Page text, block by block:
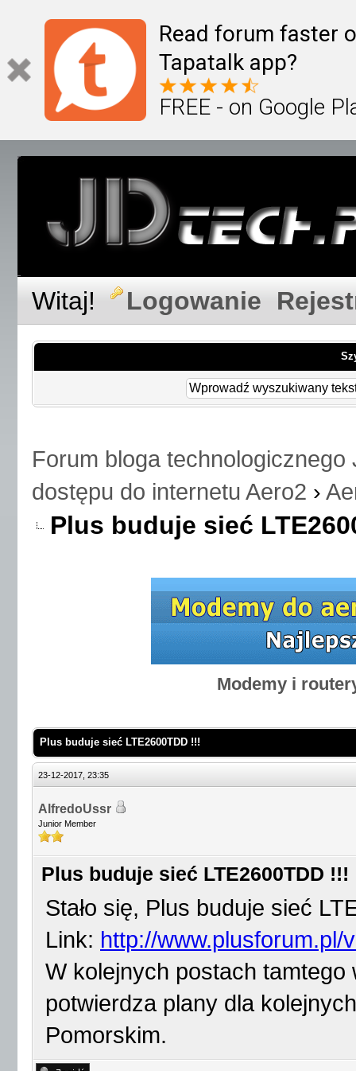
Read forum faster
Tapatalk app?
FREE - on Google
Witaj! Logowanie
Forum bloga technologicznego
dostępu do internetu Aero2 ›
Plus buduje sieć
Modemy i
Plus buduje sieć LTE2600TDD !!!
23-12-2017, 23:35
AlfredoUssr
Junior Member
Plus buduje sieć LTE2600TDD !!!
Stało się, Plus buduje sieć
Link: http://www.plusforum.pl/
W kolejnych postach
potwierdza plany dla
Pomorskim.